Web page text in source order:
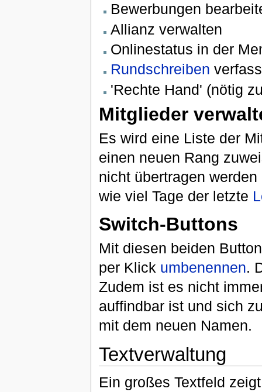
Bewerbungen
Allianz verwalten
Onlinestatus in der
Rundschreiben
'Rechte Hand' (nötig
Mitglieder
Es wird eine Liste der
einen neuen Rang
nicht übertragen
wie viel Tage der letzte
Switch-Buttons
Mit diesen beiden
per Klick umbenennen.
Zudem ist es nicht
auffindbar ist und sich
mit dem neuen Namen.
Textverwaltung
Ein großes Textfeld